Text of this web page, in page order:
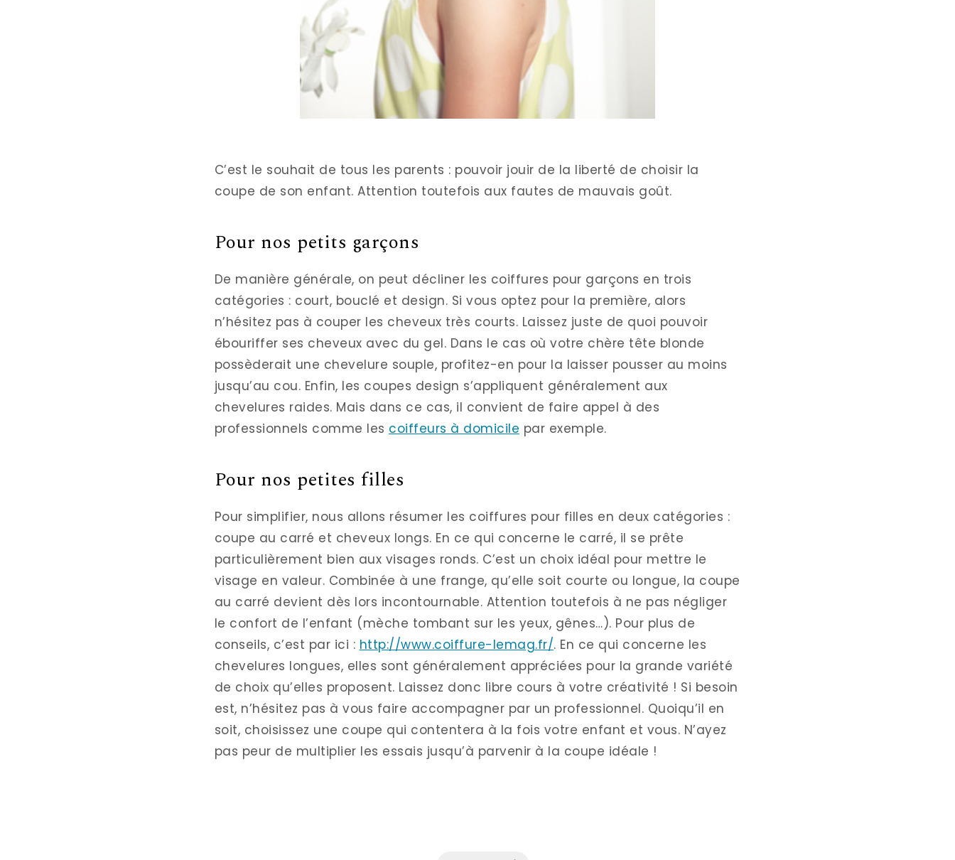
C’est le souhait de tous les parents : pouvoir jouir de la liberté de choisir la
coupe de son enfant. Attention toutefois aux fautes de mauvais goût.
Pour nos petits garçons
De manière générale, on peut décliner les coiffures pour garçons en trois
catégories : court, bouclé et design. Si vous optez pour la première, alors
n’hésitez pas à couper les cheveux très courts. Laissez juste de quoi pouvoir
ébouriffer ses cheveux avec du gel. Dans le cas où votre chère tête blonde
possèderait une chevelure souple, profitez-en pour la laisser pousser au moins
jusqu’au cou. Enfin, les coupes design s’appliquent généralement aux
chevelures raides. Mais dans ce cas, il convient de faire appel à des
professionnels comme les coiffeurs à domicile par exemple.
Pour nos petites filles
Pour simplifier, nous allons résumer les coiffures pour filles en deux catégories :
coupe au carré et cheveux longs. En ce qui concerne le carré, il se prête
particulièrement bien aux visages ronds. C’est un choix idéal pour mettre le
visage en valeur. Combinée à une frange, qu’elle soit courte ou longue, la coupe
au carré devient dès lors incontournable. Attention toutefois à ne pas négliger
le confort de l’enfant (mèche tombant sur les yeux, gênes…). Pour plus de
conseils, c’est par ici : http://www.coiffure-lemag.fr/. En ce qui concerne les
chevelures longues, elles sont généralement appréciées pour la grande variété
de choix qu’elles proposent. Laissez donc libre cours à votre créativité ! Si besoin
est, n’hésitez pas à vous faire accompagner par un professionnel. Quoiqu’il en
soit, choisissez une coupe qui contentera à la fois votre enfant et vous. N’ayez
pas peur de multiplier les essais jusqu’à parvenir à la coupe idéale !